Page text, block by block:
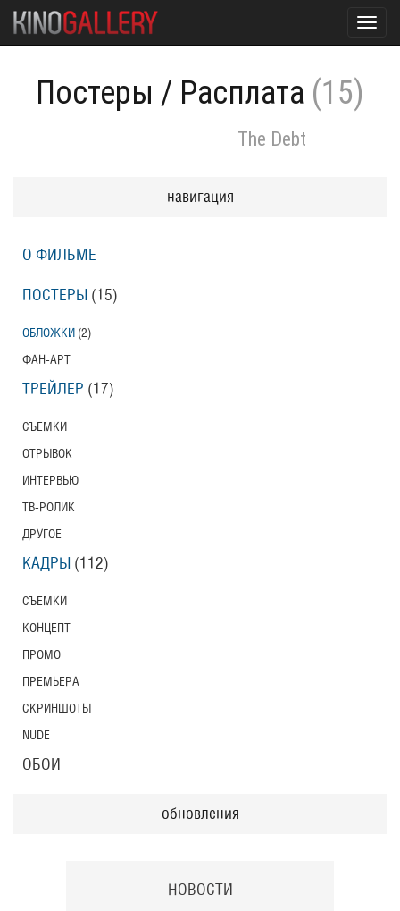
Постеры / Расплата (15)
The Debt
навигация
О ФИЛЬМЕ
ПОСТЕРЫ (15)
ОБЛОЖКИ (2)
ФАН-АРТ
ТРЕЙЛЕР (17)
СЪЕМКИ
ОТРЫВОК
ИНТЕРВЬЮ
ТВ-РОЛИК
ДРУГОЕ
КАДРЫ (112)
СЪЕМКИ
КОНЦЕПТ
ПРОМО
ПРЕМЬЕРА
СКРИНШОТЫ
NUDE
ОБОИ
обновления
НОВОСТИ